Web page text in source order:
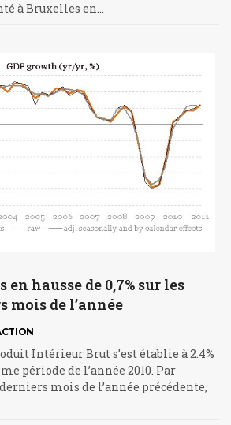
à Bruxelles en…
en hausse de 0,7% sur les
mois de l’année
Intérieur Brut s’est établie à 2.4%
période de l’année 2010. Par
mois de l’année précédente,